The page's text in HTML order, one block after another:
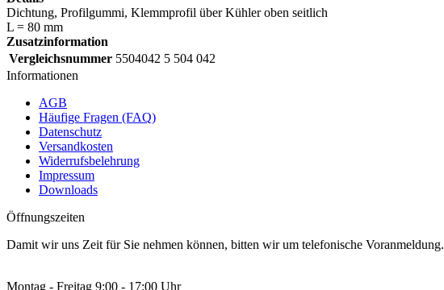
Dichtung, Profilgummi, Klemmprofil über Kühler oben seitlich
L = 80 mm
Zusatzinformation
Vergleichsnummer 5504042 5 504 042
Informationen
AGB
Häufige Fragen (FAQ)
Datenschutz
Versandkosten
Widerrufsbelehrung
Impressum
Downloads
Öffnungszeiten
Damit wir uns Zeit für Sie nehmen können, bitten wir um telefonische Voranmeldung.
Montag - Freitag 9:00 - 17:00 Uhr